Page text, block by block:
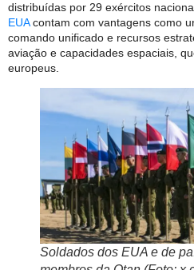
distribuídas por 29 exércitos
EUAcontam com vantagens como
comando unificado e recursos
aviação e capacidades espaciais,
europeus.
Soldados dos EUA e de